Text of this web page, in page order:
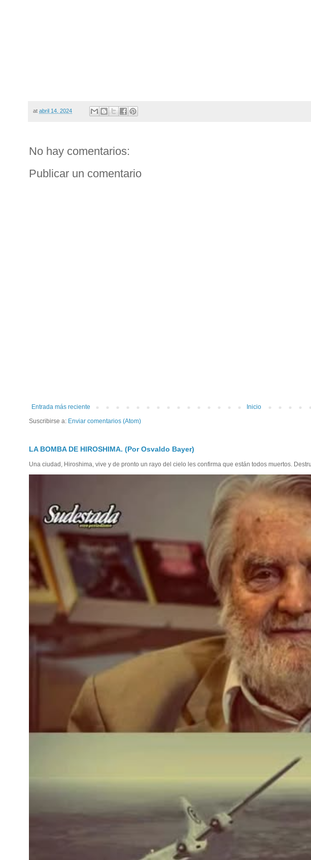
at abril 14, 2024
No hay comentarios:
Publicar un comentario
Entrada más reciente
Inicio
Suscribirse a: Enviar comentarios (Atom)
LA BOMBA DE HIROSHIMA. (Por Osvaldo Bayer)
Una ciudad, Hiroshima, vive y de pronto un rayo del cielo les confirma que están todos muertos.